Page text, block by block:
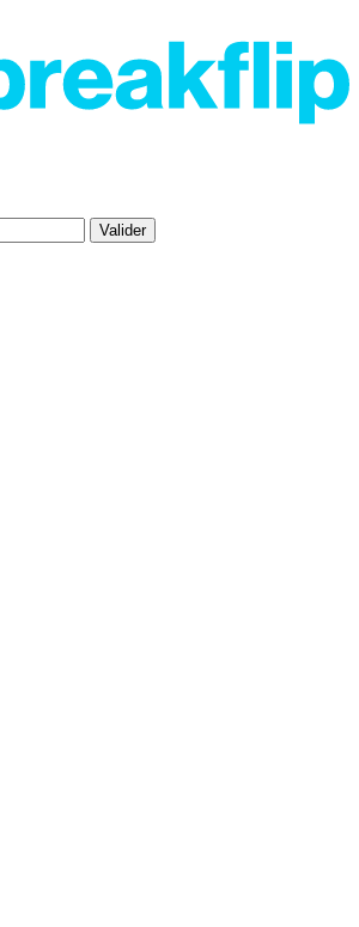
Valider